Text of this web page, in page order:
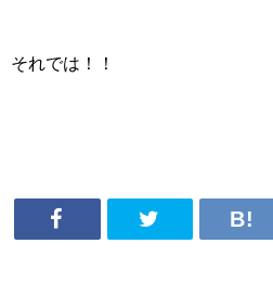
それでは！！